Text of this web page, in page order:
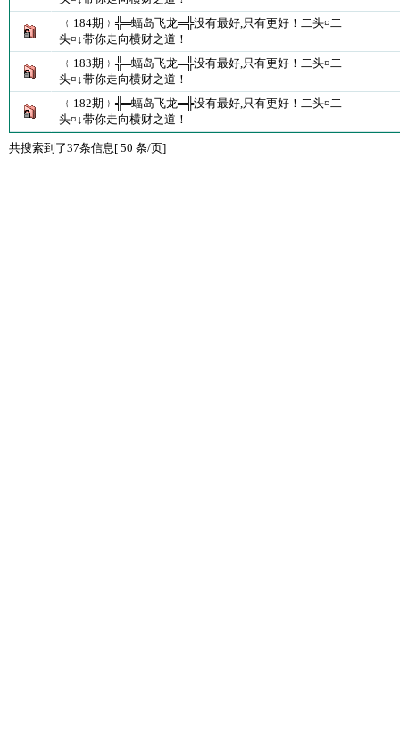
﹛184期﹜╬═蝠岛飞龙═╬没有最好,只有更好！二头¤二
头¤↓带你走向横财之道！
﹛183期﹜╬═蝠岛飞龙═╬没有最好,只有更好！二头¤二
头¤↓带你走向横财之道！
﹛182期﹜╬═蝠岛飞龙═╬没有最好,只有更好！二头¤二
头¤↓带你走向横财之道！
共搜索到了37条信息[ 50 条/页]